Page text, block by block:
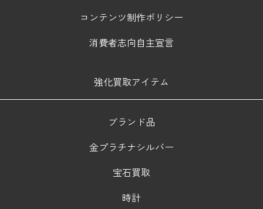
コンテンツ制作ポリシー
消費者志向自主宣言
強化買取アイテム
ブランド品
金プラチナシルバー
宝石買取
時計